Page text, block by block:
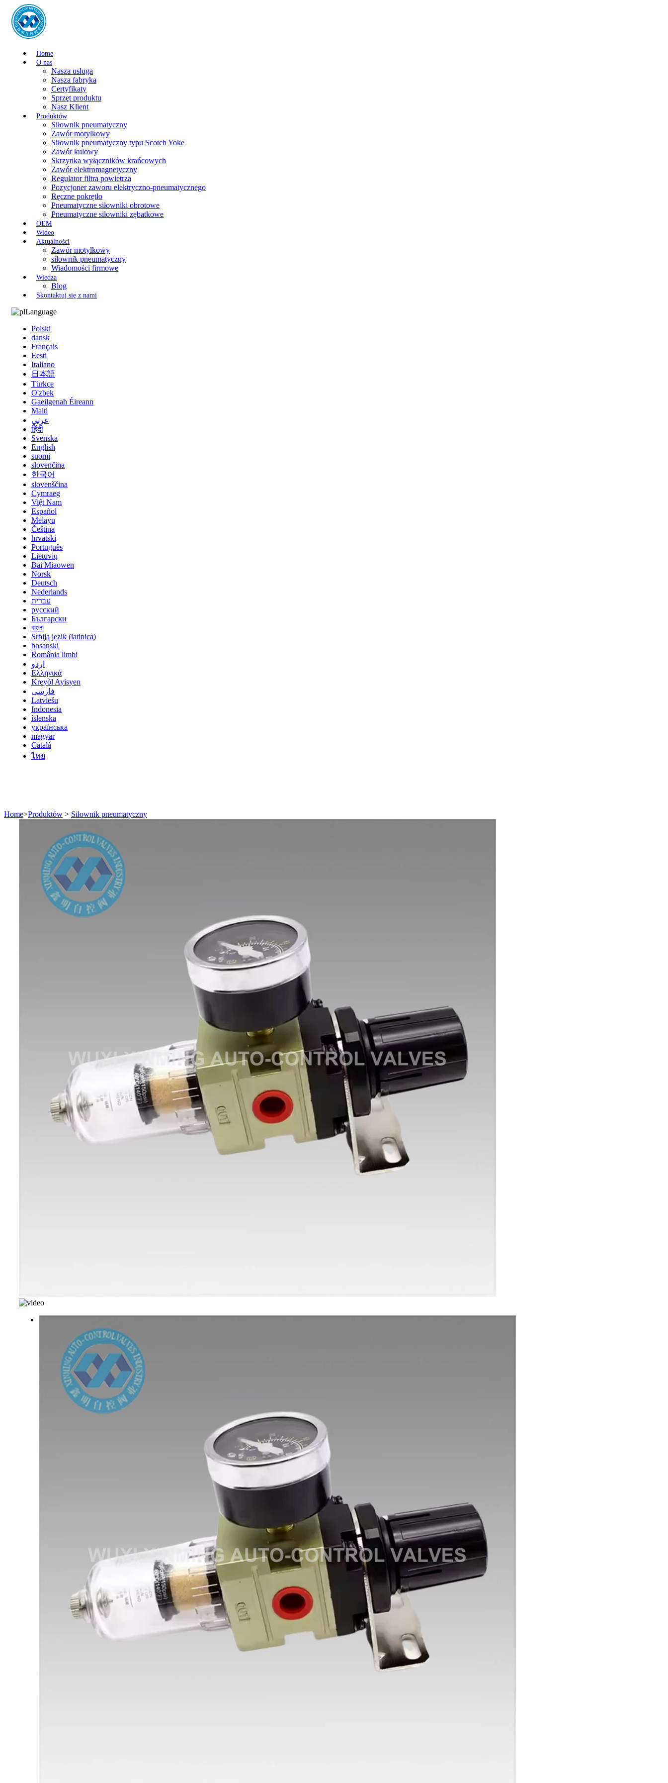
Home
O nas
Nasza usługa
Nasza fabryka
Certyfikaty
Sprzęt produktu
Nasz Klient
Produktów
Siłownik pneumatyczny
Zawór motylkowy
Siłownik pneumatyczny typu Scotch Yoke
Zawór kulowy
Skrzynka wyłączników krańcowych
Zawór elektromagnetyczny
Regulator filtra powietrza
Pozycjoner zaworu elektryczno-pneumatycznego
Ręczne pokrętło
Pneumatyczne siłowniki obrotowe
Pneumatyczne siłowniki zębatkowe
OEM
Wideo
Aktualności
Zawór motylkowy
siłownik pneumatyczny
Wiadomości firmowe
Wiedza
Blog
Skontaktuj się z nami
Language
Polski
dansk
Français
Eesti
Italiano
日本語
Türkçe
O'zbek
Gaeilgenah Éireann
Malti
عربي
हिंदी
Svenska
English
suomi
slovenčina
한국어
slovenščina
Cymraeg
Việt Nam
Español
Melayu
Čeština
hrvatski
Português
Lietuvių
Bai Miaowen
Norsk
Deutsch
Nederlands
עברית
русский
Български
বাংলা
Srbija jezik (latinica)
bosanski
România limbi
اردو
Ελληνικά
Kreyòl Ayisyen
فارسی
Latviešu
Indonesia
íslenska
українська
magyar
Català
ไทย
Home>Produktów > Siłownik pneumatyczny